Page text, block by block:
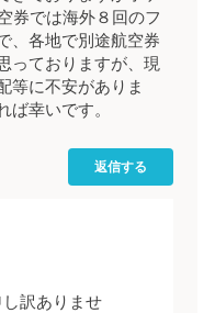
券では海外８回のフ
、各地で別途航空券
っておりますが、現
等に不安がありま
ば幸いです。
返信する
訳ありませ